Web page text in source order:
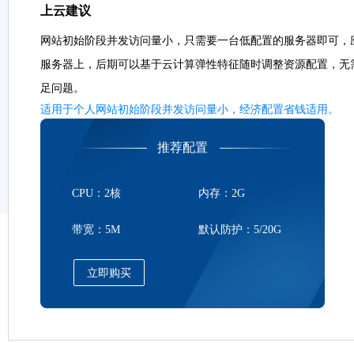
上云建议
网站初始阶段并发访问量小，只需要一台低配置的服务器即可
服务器上，后期可以基于云计算弹性特征随时调整资源配置，
足问题。
适用于个人网站初始阶段并发访问量小，经济配置省钱适用。
推荐配置
CPU：2核 内存：2G
带宽：5M 默认防护：5/20G
立即购买